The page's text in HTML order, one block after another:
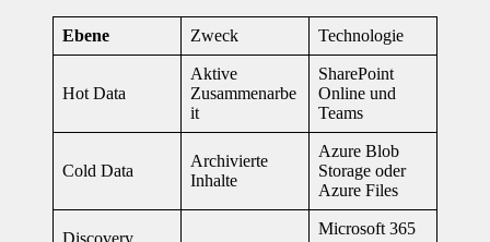
Ebene Zweck Technologie
Hot Data
Aktive
Zusammenarbe
it
SharePoint
Online und
Teams
Cold Data
Archivierte
Inhalte
Azure Blob
Storage oder
Azure Files
Discovery
Microsoft 365